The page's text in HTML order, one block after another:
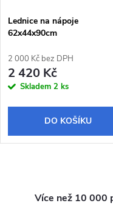
Lednice na nápoje
62x44x90cm
2 000 Kč bez DPH
2 420 Kč
Skladem 2 ks
DO KOŠÍKU
Více než 10 000